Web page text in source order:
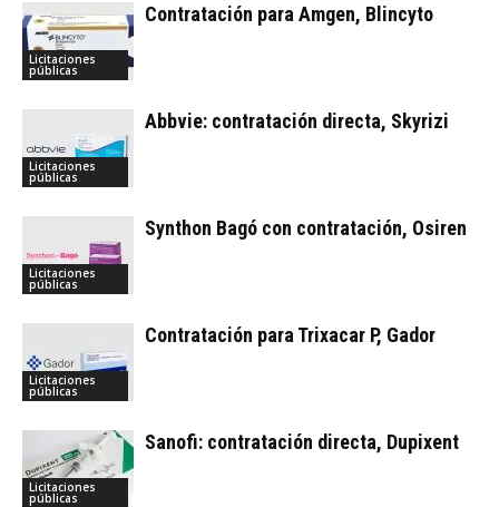
Licitaciones
públicas
Contratación para Amgen, Blincyto
Licitaciones
públicas
Abbvie: contratación directa, Skyrizi
Licitaciones
públicas
Synthon Bagó con contratación, Osiren
Licitaciones
públicas
Contratación para Trixacar P, Gador
Licitaciones
públicas
Sanofi: contratación directa, Dupixent